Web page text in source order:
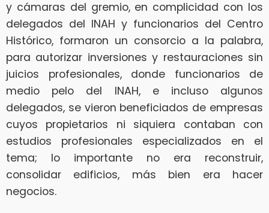
y cámaras del gremio, en complicidad con los
delegados del INAH y funcionarios del Centro
Histórico, formaron un consorcio a la palabra,
para autorizar inversiones y restauraciones sin
juicios profesionales, donde funcionarios de
medio pelo del INAH, e incluso algunos
delegados, se vieron beneficiados de empresas
cuyos propietarios ni siquiera contaban con
estudios profesionales especializados en el
tema; lo importante no era reconstruir,
consolidar edificios, más bien era hacer
negocios.